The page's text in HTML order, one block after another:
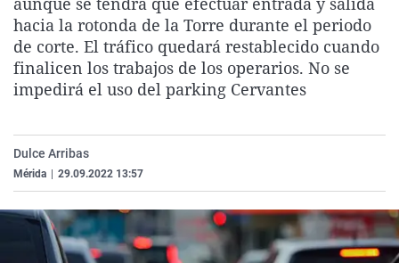
La rosa de los vientos
Gente viajera
Como el perro y el
Caso
Retornados
Equipo de
Extremadura
Galicia
La Rioja
País Vasco
Virales
Televisión
Elecciones
hacia la rotonda de la Torre durante el periodo
de corte. El tráfico quedará restablecido cuando
finalicen los trabajos de los operarios. No se
impedirá el uso del parking Cervantes
Dulce Arribas
Mérida 29.09.2022 13:57